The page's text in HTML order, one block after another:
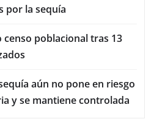
por la sequía
poblacional tras 13
aún no pone en riesgo
y se mantiene controlada